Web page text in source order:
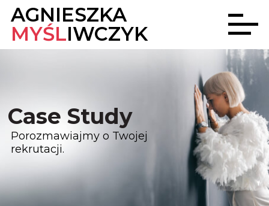
AGNIESZKA
MYŚLIWCZYK
Case Study
Porozmawiajmy o Twojej
rekrutacji.